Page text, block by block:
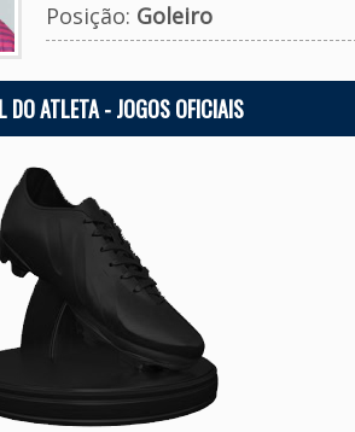
Posição: Goleiro
DO ATLETA - JOGOS OFICIAIS